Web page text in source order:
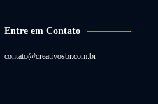
Entre em Contato
contato@creativosbr.com.br